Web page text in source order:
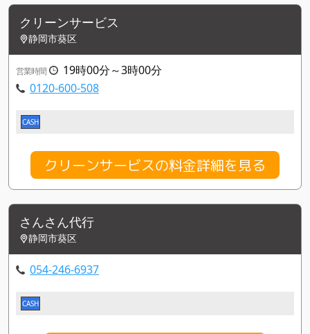
クリーンサービス
静岡市葵区
営業時間
19時00分～3時00分
0120-600-508
CASH
クリーンサービスの料金詳細を見る
さんさん代行
静岡市葵区
054-246-6937
CASH